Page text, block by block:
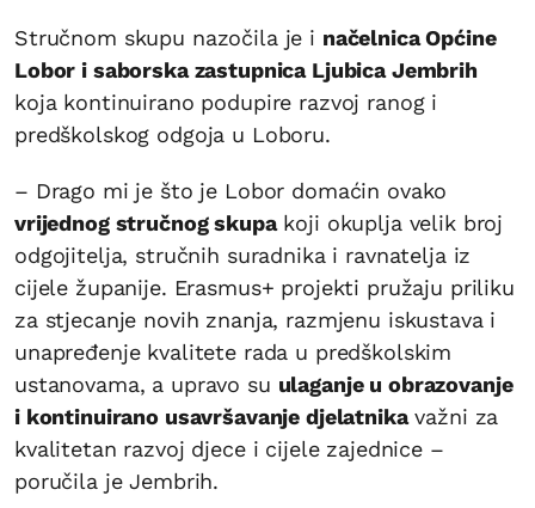
Stručnom skupu nazočila je i načelnica Općine
Lobor i saborska zastupnica Ljubica Jembrih
koja kontinuirano podupire razvoj ranog i
predškolskog odgoja u Loboru.
– Drago mi je što je Lobor domaćin ovako
vrijednog stručnog skupakoji okuplja velik broj
odgojitelja, stručnih suradnika i ravnatelja iz
cijele županije. Erasmus+ projekti pružaju priliku
za stjecanje novih znanja, razmjenu iskustava i
unapređenje kvalitete rada u predškolskim
ustanovama, a upravo su ulaganje u obrazovanje
i kontinuirano usavršavanje djelatnikavažni za
kvalitetan razvoj djece i cijele zajednice –
poručila je Jembrih.